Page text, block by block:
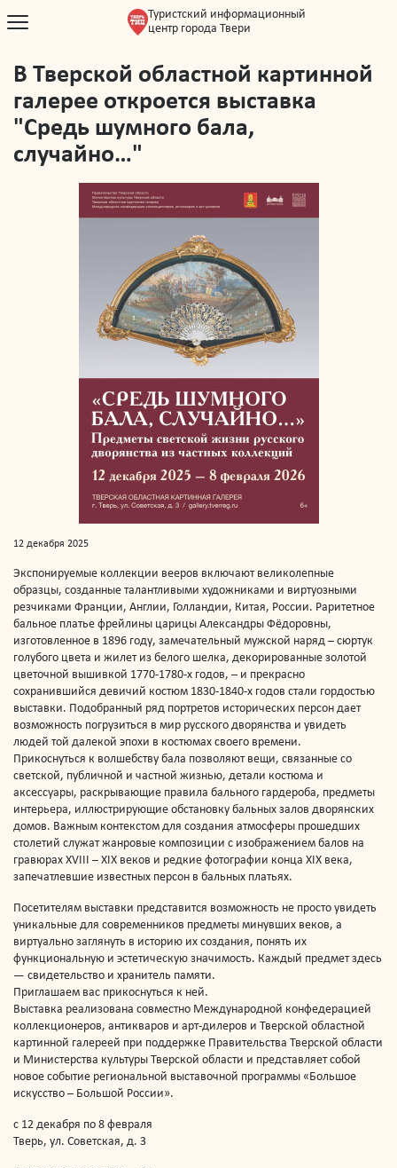
Туристский информационный
центр города Твери
В Тверской областной картинной
галерее откроется выставка
"Средь шумного бала,
случайно…"
12 декабря 2025
Экспонируемые коллекции вееров включают великолепные
образцы, созданные талантливыми художниками и виртуозными
резчиками Франции, Англии, Голландии, Китая, России. Раритетное
бальное платье фрейлины царицы Александры Фёдоровны,
изготовленное в 1896 году, замечательный мужской наряд – сюртук
голубого цвета и жилет из белого шелка, декорированные золотой
цветочной вышивкой 1770-1780-х годов, – и прекрасно
сохранившийся девичий костюм 1830-1840-х годов стали гордостью
выставки. Подобранный ряд портретов исторических персон дает
возможность погрузиться в мир русского дворянства и увидеть
людей той далекой эпохи в костюмах своего времени.
Прикоснуться к волшебству бала позволяют вещи, связанные со
светской, публичной и частной жизнью, детали костюма и
аксессуары, раскрывающие правила бального гардероба, предметы
интерьера, иллюстрирующие обстановку бальных залов дворянских
домов. Важным контекстом для создания атмосферы прошедших
столетий служат жанровые композиции с изображением балов на
гравюрах XVIII – XIX веков и редкие фотографии конца XIX века,
запечатлевшие известных персон в бальных платьях.
Посетителям выставки представится возможность не просто увидеть
уникальные для современников предметы минувших веков, а
виртуально заглянуть в историю их создания, понять их
функциональную и эстетическую значимость. Каждый предмет здесь
— свидетельство и хранитель памяти.
Приглашаем вас прикоснуться к ней.
Выставка реализована совместно Международной конфедерацией
коллекционеров, антикваров и арт-дилеров и Тверской областной
картинной галереей при поддержке Правительства Тверской области
и Министерства культуры Тверской области и представляет собой
новое событие региональной выставочной программы «Большое
искусство – Большой России».
с 12 декабря по 8 февраля
Тверь, ул. Советская, д. 3